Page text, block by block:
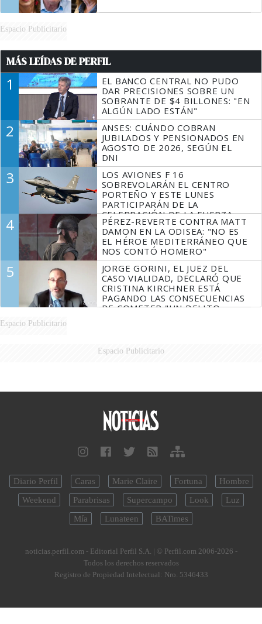
Espacio Publicitario
MÁS LEÍDAS DE PERFIL
1
EL BANCO CENTRAL NO PUDO
DAR PRECISIONES SOBRE UN
SOBRANTE DE $4 BILLONES: "EN
ALGÚN LADO ESTÁN"
2
ANSES: CUÁNDO COBRAN
JUBILADOS Y PENSIONADOS EN
AGOSTO DE 2026, SEGÚN EL
DNI
3
LOS AVIONES F 16
SOBREVOLARÁN EL CENTRO
PORTEÑO Y ESTE LUNES
PARTICIPARÁN DE LA
CELEBRACIÓN DE LA FUERZA
AÉREA
4
PÉREZ-REVERTE CONTRA MATT
DAMON EN LA ODISEA: "NO ES
EL HÉROE MEDITERRÁNEO QUE
NOS CONTÓ HOMERO"
5
JORGE GORINI, EL JUEZ DEL
CASO VIALIDAD, DECLARÓ QUE
CRISTINA KIRCHNER ESTÁ
PAGANDO LAS CONSECUENCIAS
DE COMETER "UN DELITO
Espacio Publicitario
Espacio Publicitario
Diario Perfil Caras Marie Claire Fortuna
Hombre
Weekend
Parabrisas Supercampo Look
Luz
Mía
Lunateen BATimes
noticias.perfil.com - Editorial Perfil S.A. | © Perfil.com 2006-2026 -
Todos los derechos reservados
Registro de Propiedad Intelectual: Nro. 5346433